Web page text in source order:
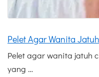
Pelet Agar Wanita
Pelet agar wanita jatuh
yang …